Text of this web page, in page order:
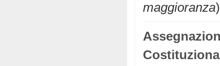
maggioranza)